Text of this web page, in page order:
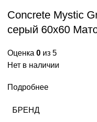
Concrete Mystic
серый 60х60
Оценка 0 из 5
Нет в наличии
Подробнее
БРЕНД